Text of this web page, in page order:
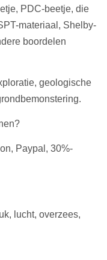
PDC-beetje, die
materiaal, Shelby-
boordelen
geologische
Paypal, 30%-
lucht, overzees,